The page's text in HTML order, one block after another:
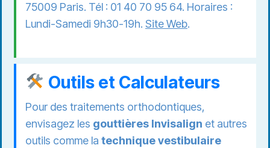
75009 Paris. Tél : 01 40 70 95 64. Horaires :
Lundi-Samedi 9h30-19h. Site Web.
Outils et Calculateurs
Pour des traitements orthodontiques,
envisagez les gouttières Invisalign et autres
outils comme la technique vestibulaire